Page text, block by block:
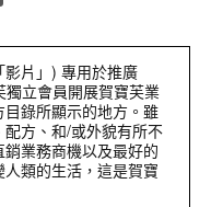
片」) 專用於推廣
立會員開展賀寶芙業
錄所顯示的地方。雖
方、和/或外貌有所不
業務商機以及最好的
類的生活，這是賀寶